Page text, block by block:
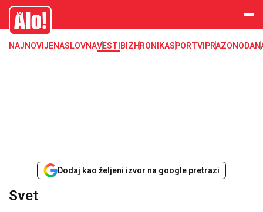
Svet, Ruske vesti, Planeta, Region
Alo
NAJNOVIJENASLOVNAVESTI BIZHRONIKASPORTVIPRAZONODA
Dodaj kao željeni izvor na google pretrazi
Svet